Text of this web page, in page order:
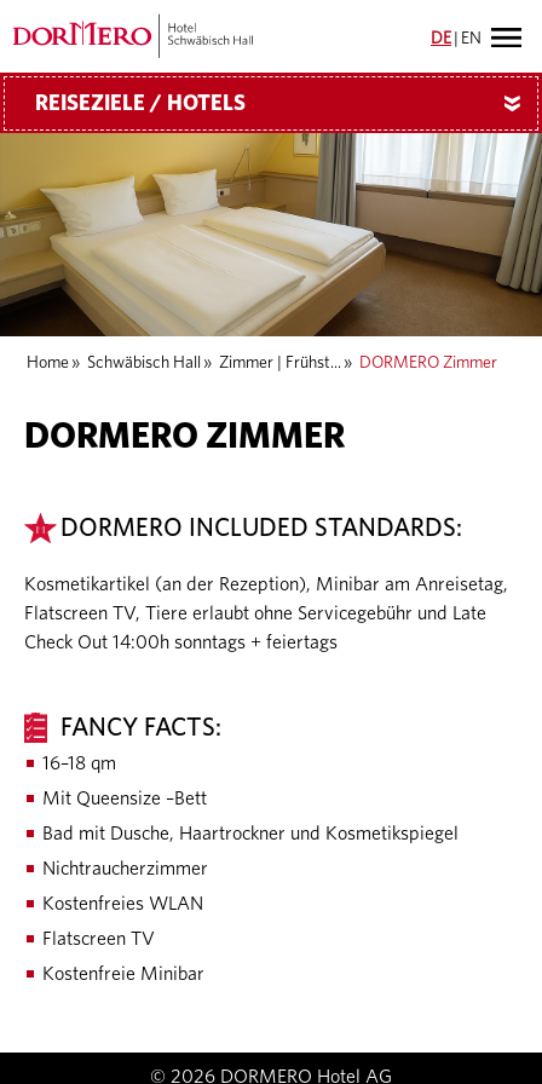
DE EN
REISEZIELE / HOTELS »
Home » Schwäbisch Hall » Zimmer | Frühst... » DORMERO Zimmer
DORMERO ZIMMER
DORMERO INCLUDED STANDARDS:
Kosmetikartikel (an der Rezeption), Minibar am Anreisetag,
Flatscreen TV, Tiere erlaubt ohne Servicegebühr und Late
Check Out 14:00h sonntags + feiertags
FANCY FACTS:
16–18 qm
Mit Queensize –Bett
Bad mit Dusche, Haartrockner und Kosmetikspiegel
Nichtraucherzimmer
Kostenfreies WLAN
Flatscreen TV
Kostenfreie Minibar
© 2026 DORMERO Hotel AG